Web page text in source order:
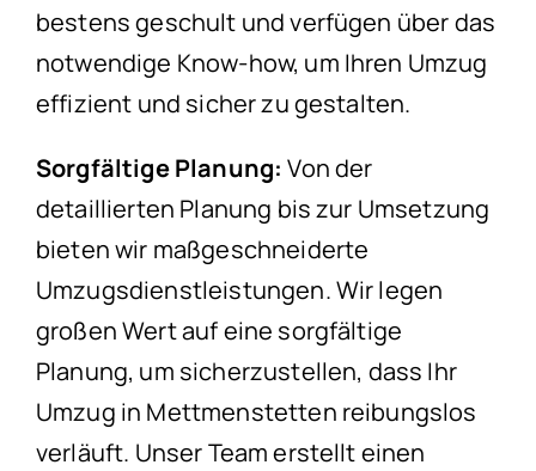
bestens geschult und verfügen über das
notwendige Know-how, um Ihren Umzug
effizient und sicher zu gestalten.
Sorgfältige Planung: Von der
detaillierten Planung bis zur Umsetzung
bieten wir maßgeschneiderte
Umzugsdienstleistungen. Wir legen
großen Wert auf eine sorgfältige
Planung, um sicherzustellen, dass Ihr
Umzug in Mettmenstetten reibungslos
verläuft. Unser Team erstellt einen